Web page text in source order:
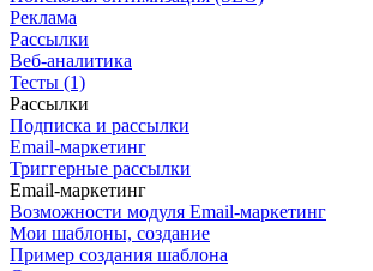
Реклама
Рассылки
Веб-аналитика
Тесты (1)
Рассылки
Подписка и рассылки
Email-маркетинг
Триггерные рассылки
Email-маркетинг
Возможности модуля Email-маркетинг
Мои шаблоны, создание
Пример создания шаблона